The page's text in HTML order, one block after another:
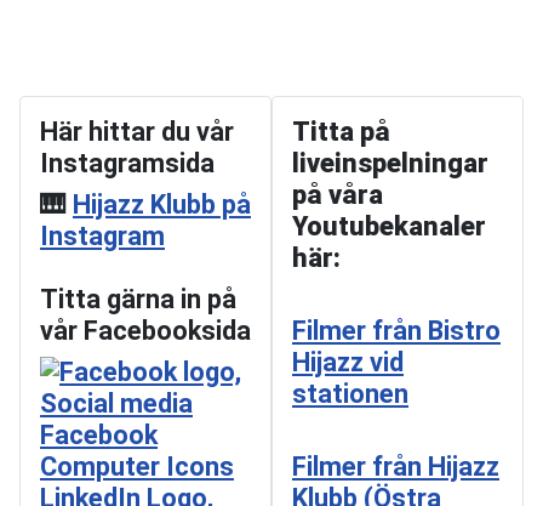
Här hittar du vår
Instagramsida
🎹 Hijazz Klubb på
Instagram
Titta gärna in på
vår Facebooksida
Titta på
liveinspelningar
på våra
Youtubekanaler
här:
Filmer från Bistro
Hijazz vid
stationen
Filmer från Hijazz
Klubb (Östra